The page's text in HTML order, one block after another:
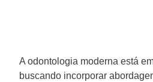
A odontologia moderna está
buscando incorporar